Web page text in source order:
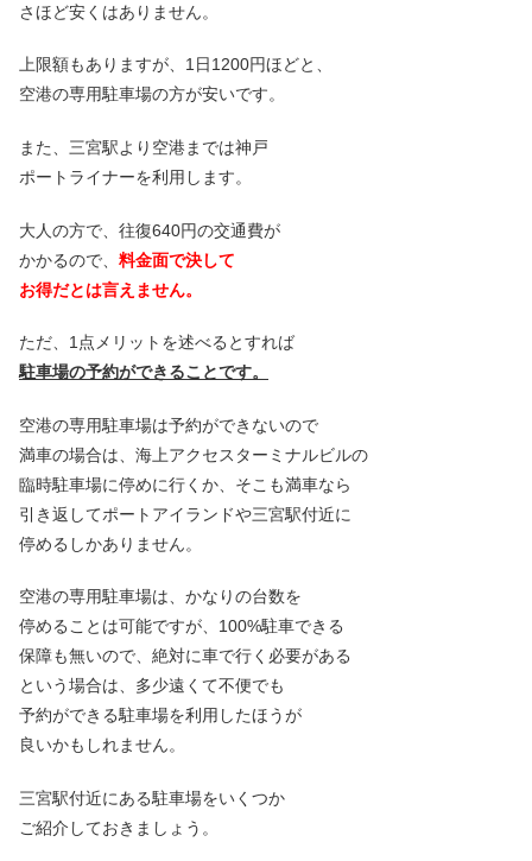
さほど安くはありません。
上限額もありますが、1日1200円ほどと、
空港の専用駐車場の方が安いです。
また、三宮駅より空港までは神戸
ポートライナーを利用します。
大人の方で、往復640円の交通費が
かかるので、 料金面で決して
お得だとは言えません。
ただ、1点メリットを述べるとすれば
駐車場の予約ができることです。
空港の専用駐車場は予約ができないので
満車の場合は、海上アクセスターミナルビルの
臨時駐車場に停めに行くか、そこも満車なら
引き返してポートアイランドや三宮駅付近に
停めるしかありません。
空港の専用駐車場は、かなりの台数を
停めることは可能ですが、100%駐車できる
保障も無いので、絶対に車で行く必要がある
という場合は、多少遠くて不便でも
予約ができる駐車場を利用したほうが
良いかもしれません。
三宮駅付近にある駐車場をいくつか
ご紹介しておきましょう。